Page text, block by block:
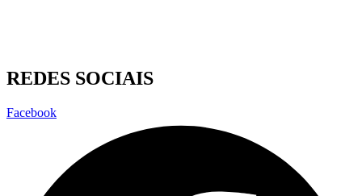
REDES SOCIAIS
Facebook